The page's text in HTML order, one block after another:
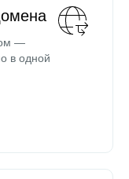
—
в одной